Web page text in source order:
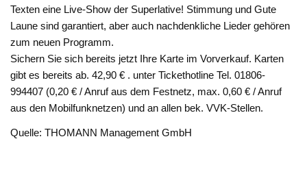
Texten eine Live-Show der Superlative! Stimmung und Gute
Laune sind garantiert, aber auch nachdenkliche Lieder gehören
zum neuen Programm.
Sichern Sie sich bereits jetzt Ihre Karte im Vorverkauf. Karten
gibt es bereits ab. 42,90 € . unter Tickethotline Tel. 01806-
994407 (0,20 € / Anruf aus dem Festnetz, max. 0,60 € / Anruf
aus den Mobilfunknetzen) und an allen bek. VVK-Stellen.
Quelle: THOMANN Management GmbH